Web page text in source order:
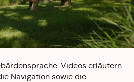
Videos erläutern
Navigation sowie die